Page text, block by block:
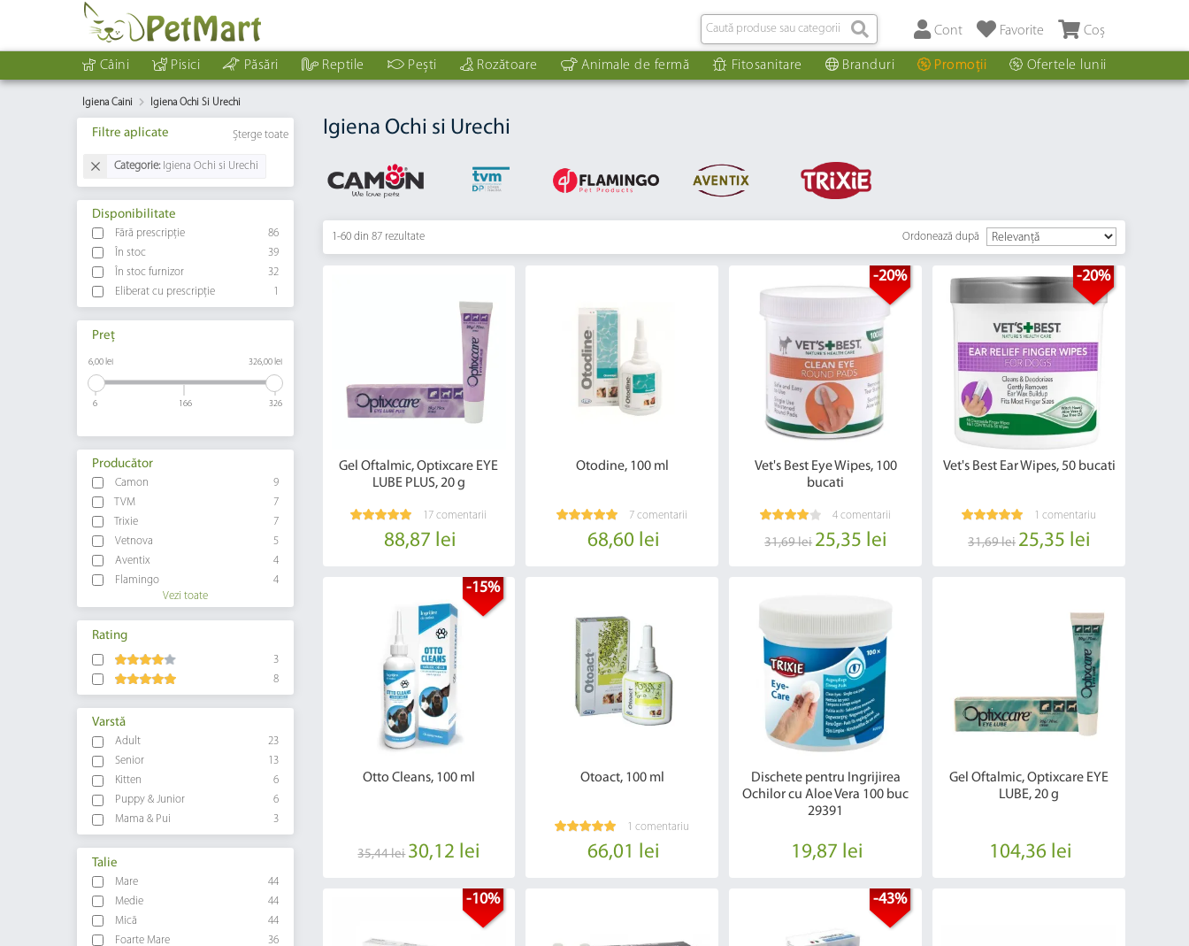
Coș
Favorite
Cont
Câini Pisici Păsări Reptile Pești Rozătoare Animale de fermă Fitosanitare Branduri Promoții Ofertele lunii
Igiena Caini Igiena Ochi Si Urechi
Filtre aplicate Șterge toate
Categorie: Igiena Ochi si Urechi
Disponibilitate
Fără prescripție
86
În stoc
39
În stoc furnizor
32
Eliberat cu prescripție
1
Preț
6,00 lei 326,00 lei
6 166 326
Producător
Camon
9
TVM
7
Trixie
7
Vetnova
5
Aventix
4
Flamingo
4
Vezi toate
Rating
3
8
Varstă
Adult
23
Senior
13
Kitten
6
Puppy & Junior
6
Mama & Pui
3
Talie
Mare
44
Medie
44
Mică
44
Foarte Mare
36
Igiena Ochi si Urechi
1-60 din 87 rezultate Ordonează după
Gel Oftalmic, Optixcare EYE
LUBE PLUS, 20 g
17 comentarii
88,87 lei
Otodine, 100 ml
7 comentarii
68,60 lei
-20%
Vet's Best Eye Wipes, 100
bucati
4 comentarii
31,69 lei 25,35 lei
-20%
Vet's Best Ear Wipes, 50 bucati
1 comentariu
31,69 lei 25,35 lei
-15%
Otto Cleans, 100 ml
35,44 lei 30,12 lei
Otoact, 100 ml
1 comentariu
66,01 lei
Dischete pentru Ingrijirea
Ochilor cu Aloe Vera 100 buc
29391
19,87 lei
Gel Oftalmic, Optixcare EYE
LUBE, 20 g
104,36 lei
-10% -43%